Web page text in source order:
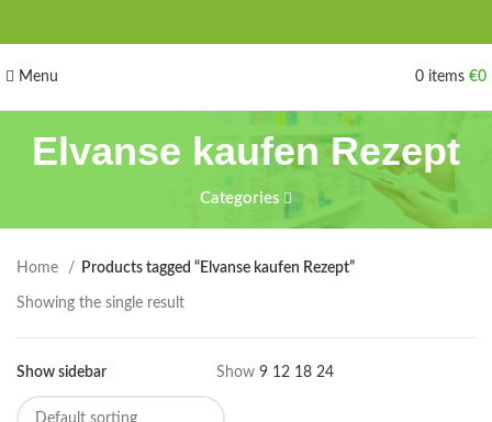
Menu 0 items €0
Elvanse kaufen Rezept
Categories
Home Products tagged “Elvanse kaufen Rezept”
Showing the single result
Show sidebar Show 9 12 18 24